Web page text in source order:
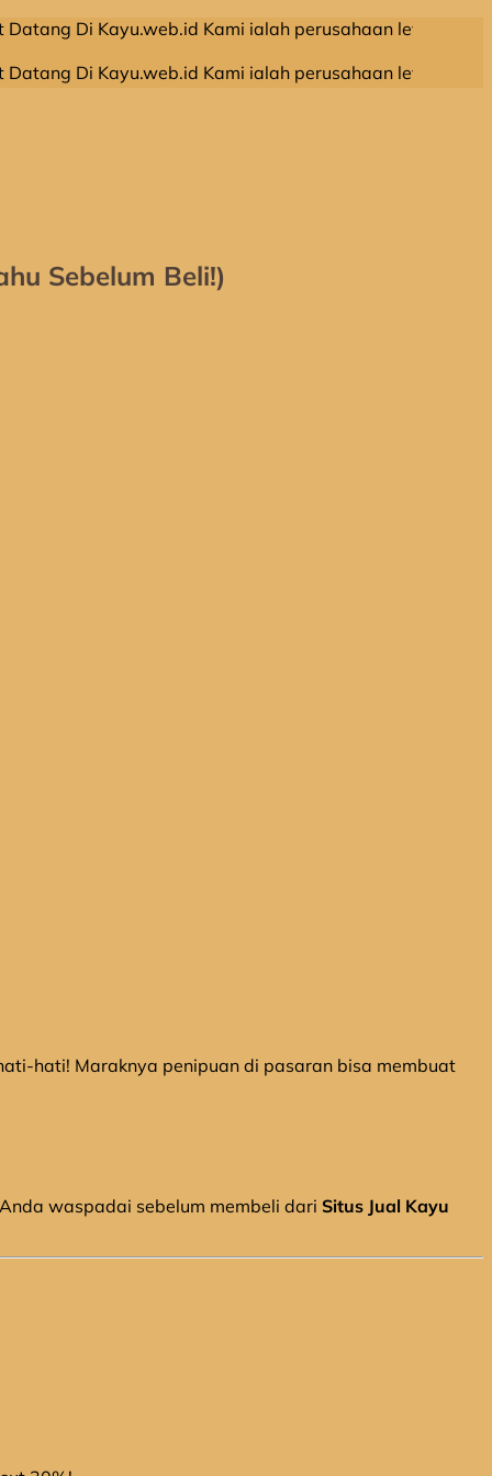
Kayu.web.id Kami ialah perusahaan leveransir kayu
Kayu.web.id Kami ialah perusahaan leveransir kayu
Sebelum Beli!)
hati! Maraknya penipuan di pasaran bisa membuat
waspadai sebelum membeli dari Situs Jual Kayu